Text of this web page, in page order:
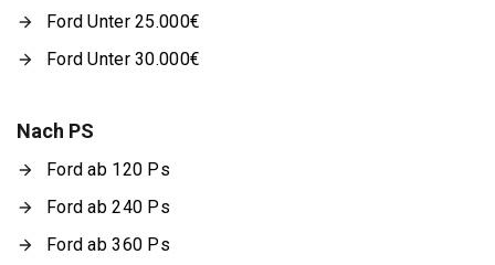
Ford Unter 25.000€
Ford Unter 30.000€
Nach PS
Ford ab 120 Ps
Ford ab 240 Ps
Ford ab 360 Ps